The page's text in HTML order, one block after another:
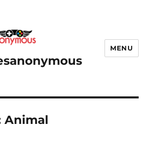
MENU
Animal